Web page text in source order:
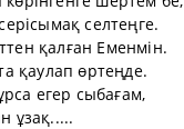
селтеңге.
қалған Еменмін.
қаулап өртеңде.
егер сыбағам,
ұзақ.....